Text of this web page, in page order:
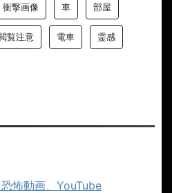
衝撃画像 車 部屋
覧注意 電車 霊感
怖動画、YouTube